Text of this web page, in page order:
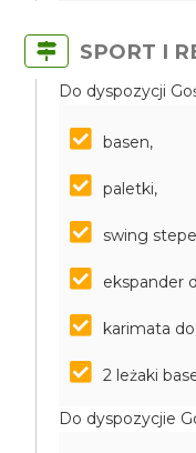
SPORT I
Do dyspozycji
basen,
paletki,
swing
ekspander
karimata
2 leżaki
Do dyspozycjie